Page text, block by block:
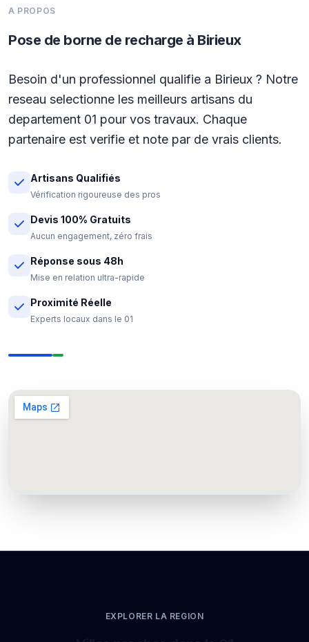
A PROPOS
Pose de borne de recharge à Birieux
Besoin d'un professionnel qualifie a Birieux ? Notre
reseau selectionne les meilleurs artisans du
departement 01 pour vos travaux. Chaque
partenaire est verifie et note par de vrais clients.
Artisans Qualifiés
Vérification rigoureuse des pros
Devis 100% Gratuits
Aucun engagement, zéro frais
Réponse sous 48h
Mise en relation ultra-rapide
Proximité Réelle
Experts locaux dans le 01
EXPLORER LA REGION